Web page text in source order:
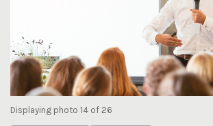
Displaying photo 14 of 26